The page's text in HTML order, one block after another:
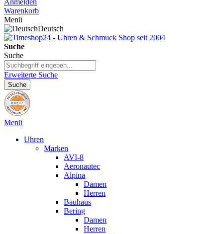
Anmelden
Warenkorb
Menü
Deutsch
Suche
Suche
Erweiterte Suche
Suche
Menü
Uhren
Marken
AVI-8
Aeronautec
Alpina
Damen
Herren
Bauhaus
Bering
Damen
Herren